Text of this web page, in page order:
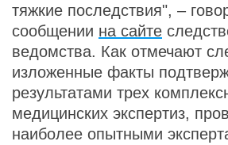
тяжкие последствия", –
сообщении на сайте
ведомства. Как отмечают
изложенные факты
результатами трех
медицинских экспертиз,
наиболее опытными